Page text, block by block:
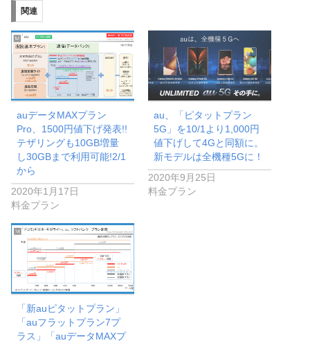
関連
auデータMAXプラン
Pro、1500円値下げ発表!!
テザリングも10GB増量
し30GBまで利用可能!2/1
から
2020年1月17日
料金プラン
au、「ピタットプラン
5G」を10/1より1,000円
値下げして4Gと同額に。
新モデルは全機種5Gに！
2020年9月25日
料金プラン
「新auピタットプラン」
「auフラットプラン7プ
ラス」「auデータMAXプ